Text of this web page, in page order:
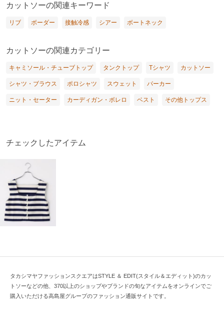
カットソーの関連キーワード
リブ ボーダー 接触冷感 シアー ボートネック
カットソーの関連カテゴリー
キャミソール・チューブトップ タンクトップ Tシャツ カットソー
シャツ・ブラウス ポロシャツ スウェット パーカー
ニット・セーター カーディガン・ボレロ ベスト その他トップス
チェックしたアイテム
タカシマヤファッションスクエアはSTYLE ＆ EDIT(スタイル＆エディット)のカッ
トソーなどの他、370以上のショップやブランドの旬なアイテムをオンラインでご
購入いただける高島屋グループのファッション通販サイトです。